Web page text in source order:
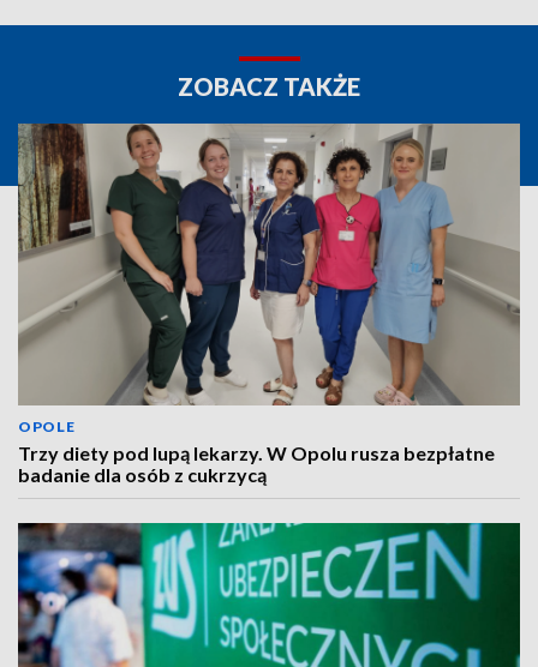
ZOBACZ TAKŻE
OPOLE
Trzy diety pod lupą lekarzy. W Opolu rusza bezpłatne
badanie dla osób z cukrzycą